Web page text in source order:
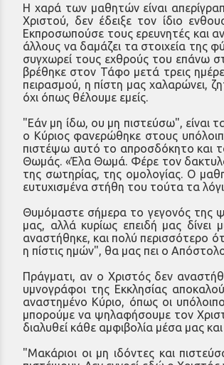
Η χαρά των μαθητών είναι
Χριστού, δεν έδειξε τον ίδιο
Εκπροσωπούσε τους ερευνητές και
άλλους να δαμάζει τα στοιχεία της
συγχωρεί τους εχθρούς του επάνω
βρέθηκε στον Τάφο μετά τρεις
πειρασμού, η πίστη μας χαλαρώνει,
όχι όπως θέλουμε εμείς.
"Εάν μη ίδω, ου μη πιστεύσω", είναι
ο Κύριος φανερώθηκε στους
πιστέψω αυτό το απροσδόκητο και
Θωμάς. «Έλα Θωμά. Φέρε τον
της σωτηρίας, της ομολογίας. Ο
ευτυχισμένα στήθη του τούτα τα
Θυμόμαστε σήμερα το γεγονός της
μας, αλλά κυρίως επειδή μας δίνει
αναστήθηκε, και πολύ περισσότερο
η πίστις ημών", θα μας πει ο
Πράγματι, αν ο Χριστός δεν
υμνογράφοι της Εκκλησίας
αναστημένο Κύριο, όπως οι
μπορούμε να ψηλαφήσουμε τον
διαλυθεί κάθε αμφιβολία μέσα μας
"Μακάριοι οι μη ιδόντες και